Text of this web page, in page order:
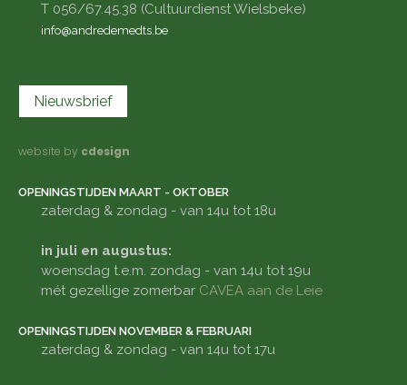
T 056/67.45.38 (Cultuurdienst Wielsbeke)
info@andredemedts.be
Nieuwsbrief
website by cdesign
OPENINGSTIJDEN MAART - OKTOBER
zaterdag & zondag - van 14u tot 18u
in juli en augustus:
woensdag t.e.m. zondag - van 14u tot 19u
mét gezellige zomerbar CAVEA aan de Leie
OPENINGSTIJDEN NOVEMBER & FEBRUARI
zaterdag & zondag - van 14u tot 17u